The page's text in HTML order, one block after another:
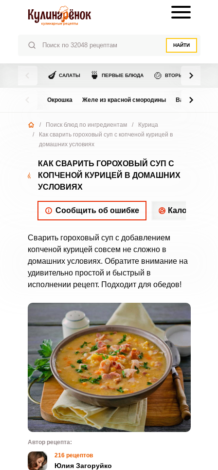
НАЙТИ
🍆 САЛАТЫ 🍵 ПЕРВЫЕ БЛЮДА 🍲 ВТОРЫЕ БЛЮДА
Окрошка Желе из красной смородины Варенье из
/ Поиск блюд по ингредиентам /
Курица
/
Как сварить гороховый суп с копченой курицей в
домашних условиях
КАК СВАРИТЬ ГОРОХОВЫЙ СУП С
КОПЧЕНОЙ КУРИЦЕЙ В ДОМАШНИХ
УСЛОВИЯХ
Сообщить об ошибке
Сварить гороховый суп с добавлением
копченой курицей совсем не сложно в
домашних условиях. Обратите внимание на
удивительно простой и быстрый в
исполнении рецепт. Подходит для обедов!
Автор рецепта:
216 рецептов
Юлия Загоруйко